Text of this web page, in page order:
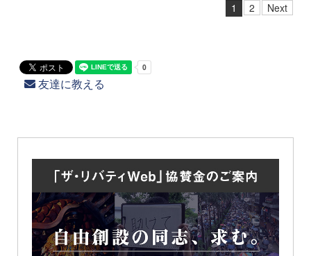
1 2 Next
友達に教える